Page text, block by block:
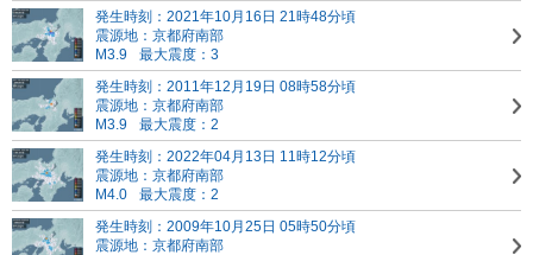
発生時刻：2021年10月16日 21時48分頃
震源地：京都府南部
M3.9
最大震度：3
発生時刻：2011年12月19日 08時58分頃
震源地：京都府南部
M3.9
最大震度：2
発生時刻：2022年04月13日 11時12分頃
震源地：京都府南部
M4.0
最大震度：2
発生時刻：2009年10月25日 05時50分頃
震源地：京都府南部